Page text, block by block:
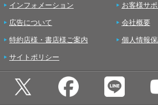
インフォメーション お客様サ
広告について 会社概要
特約店様・書店様ご案内 個人情報
サイトポリシー